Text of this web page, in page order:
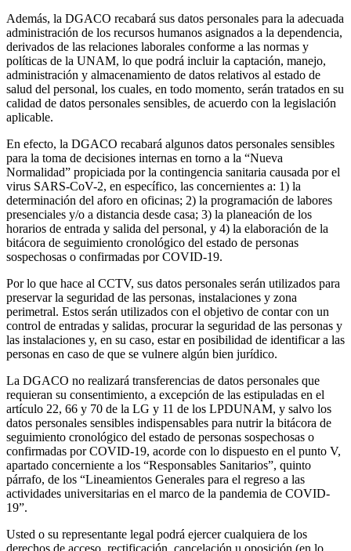
Además, la DGACO recabará sus datos personales para la adecuada
administración de los recursos humanos asignados a la dependencia,
derivados de las relaciones laborales conforme a las normas y
políticas de la UNAM, lo que podrá incluir la captación, manejo,
administración y almacenamiento de datos relativos al estado de
salud del personal, los cuales, en todo momento, serán tratados en su
calidad de datos personales sensibles, de acuerdo con la legislación
aplicable.
En efecto, la DGACO recabará algunos datos personales sensibles
para la toma de decisiones internas en torno a la “Nueva
Normalidad” propiciada por la contingencia sanitaria causada por el
virus SARS-CoV-2, en específico, las concernientes a: 1) la
determinación del aforo en oficinas; 2) la programación de labores
presenciales y/o a distancia desde casa; 3) la planeación de los
horarios de entrada y salida del personal, y 4) la elaboración de la
bitácora de seguimiento cronológico del estado de personas
sospechosas o confirmadas por COVID-19.
Por lo que hace al CCTV, sus datos personales serán utilizados para
preservar la seguridad de las personas, instalaciones y zona
perimetral. Estos serán utilizados con el objetivo de contar con un
control de entradas y salidas, procurar la seguridad de las personas y
las instalaciones y, en su caso, estar en posibilidad de identificar a las
personas en caso de que se vulnere algún bien jurídico.
La DGACO no realizará transferencias de datos personales que
requieran su consentimiento, a excepción de las estipuladas en el
artículo 22, 66 y 70 de la LG y 11 de los LPDUNAM, y salvo los
datos personales sensibles indispensables para nutrir la bitácora de
seguimiento cronológico del estado de personas sospechosas o
confirmadas por COVID-19, acorde con lo dispuesto en el punto V,
apartado concerniente a los “Responsables Sanitarios”, quinto
párrafo, de los “Lineamientos Generales para el regreso a las
actividades universitarias en el marco de la pandemia de COVID-
19”.
Usted o su representante legal podrá ejercer cualquiera de los